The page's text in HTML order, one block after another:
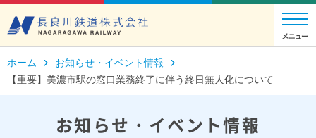
ホーム
お知らせ・イベント情報
【重要】美濃市駅の窓口業務終了に伴う終日無人化について
お知らせ・イベント情報